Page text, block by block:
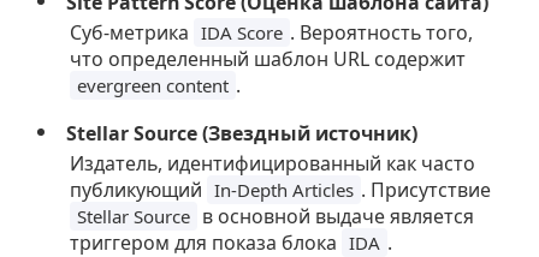
Суб-метрика IDA Score . Вероятность того,
что определенный шаблон URL содержит
evergreen content .
Stellar Source (Звездный источник)
Издатель, идентифицированный как часто
публикующий In-Depth Articles . Присутствие
Stellar Source в основной выдаче является
триггером для показа блока IDA .